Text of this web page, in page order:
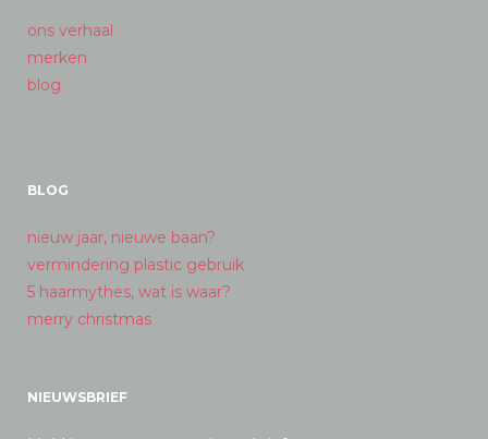
ons verhaal
merken
blog
BLOG
nieuw jaar, nieuwe baan?
vermindering plastic gebruik
5 haarmythes, wat is waar?
merry christmas
NIEUWSBRIEF